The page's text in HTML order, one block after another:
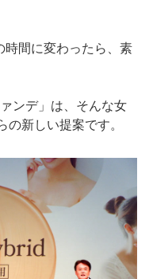
間に変わったら、素
ンデ」は、そんな女
新しい提案です。